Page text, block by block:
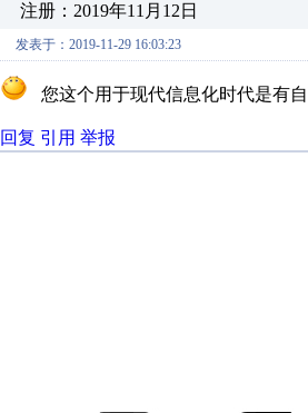
注册：2019年11月12日
发表于：2019-11-29 16:03:23
您这个用于现代信息化时代是有
回复 引用 举报